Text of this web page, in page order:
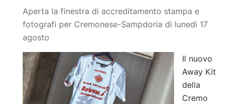
Aperta la finestra di accreditamento stampa e
fotografi per Cremonese-Sampdoria di lunedì 17
agosto
Il nuovo
Away Kit
della
Cremo